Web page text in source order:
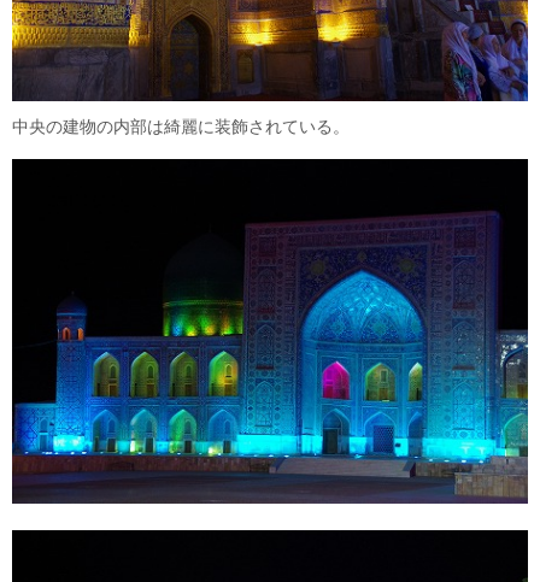
中央の建物の内部は綺麗に装飾されている。